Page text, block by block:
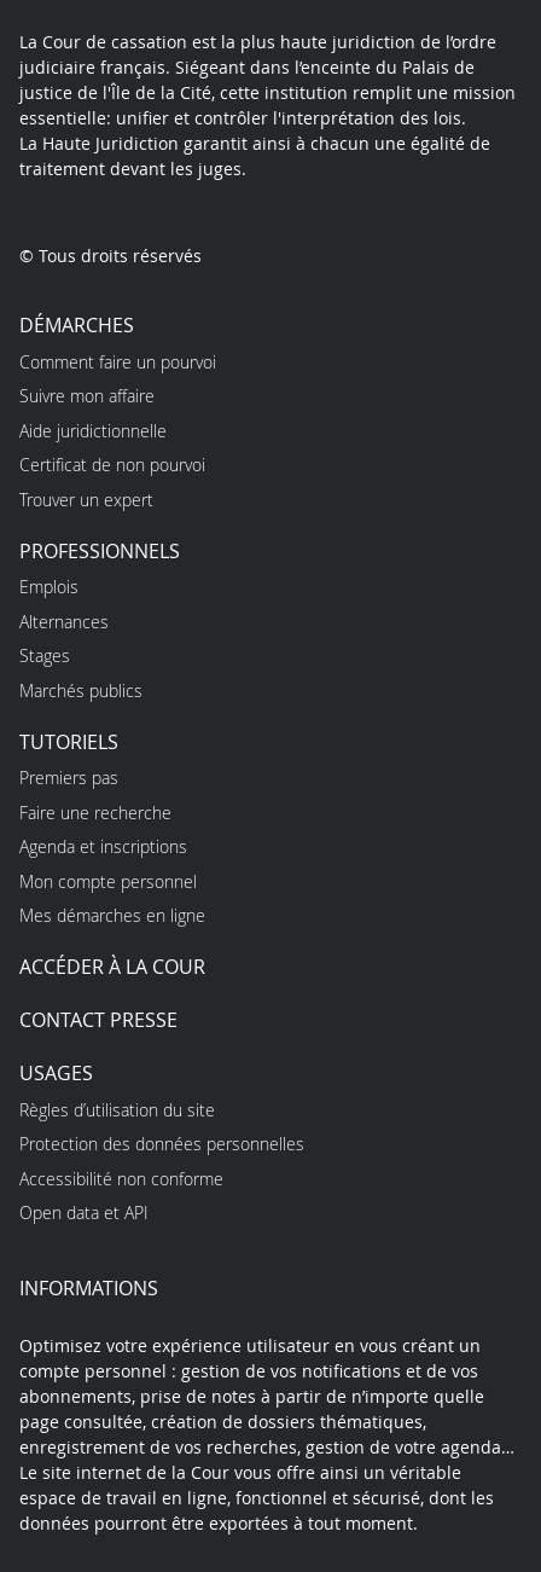
La Cour de cassation est la plus haute juridiction de l’ordre
judiciaire français. Siégeant dans l’enceinte du Palais de
justice de l'Île de la Cité, cette institution remplit une mission
essentielle: unifier et contrôler l'interprétation des lois.
La Haute Juridiction garantit ainsi à chacun une égalité de
traitement devant les juges.
© Tous droits réservés
DÉMARCHES
Comment faire un pourvoi
Suivre mon affaire
Aide juridictionnelle
Certificat de non pourvoi
Trouver un expert
PROFESSIONNELS
Emplois
Alternances
Stages
Marchés publics
TUTORIELS
Premiers pas
Faire une recherche
Agenda et inscriptions
Mon compte personnel
Mes démarches en ligne
ACCÉDER À LA COUR
CONTACT PRESSE
USAGES
Règles d’utilisation du site
Protection des données personnelles
Accessibilité non conforme
Open data et API
INFORMATIONS
Optimisez votre expérience utilisateur en vous créant un
compte personnel : gestion de vos notifications et de vos
abonnements, prise de notes à partir de n’importe quelle
page consultée, création de dossiers thématiques,
enregistrement de vos recherches, gestion de votre agenda…
Le site internet de la Cour vous offre ainsi un véritable
espace de travail en ligne, fonctionnel et sécurisé, dont les
données pourront être exportées à tout moment.